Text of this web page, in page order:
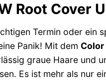
Root Cover
Termin oder ein
Panik! Mit dem Color
graue Haare und
Es ist mehr als nur